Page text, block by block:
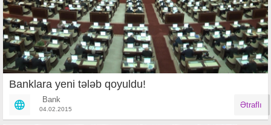
Banklara yeni tələb qoyuldu!
Bank
04.02.2015 Ətraflı